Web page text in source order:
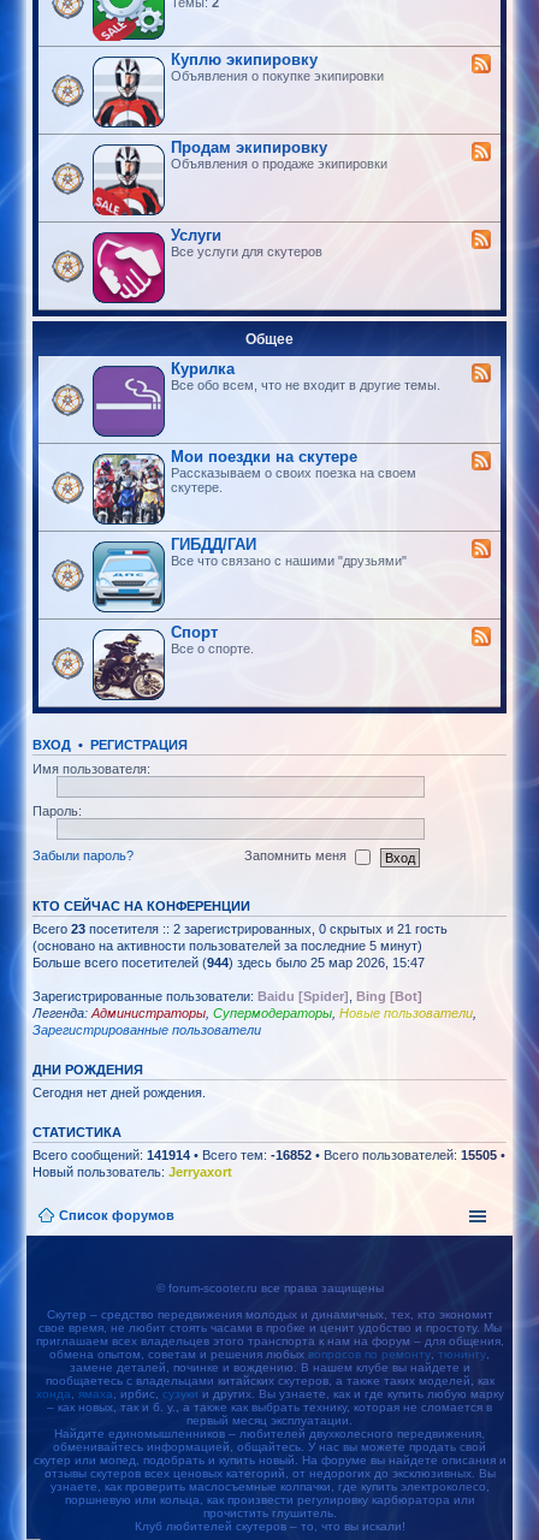
Куплю экипировку
Объявления о покупке экипировки
Продам экипировку
Объявления о продаже экипировки
Услуги
Все услуги для скутеров
Общее
Курилка
Все обо всем, что не входит в другие темы.
Мои поездки на скутере
Рассказываем о своих поезка на своем
скутере.
ГИБДД/ГАИ
Все что связано с нашими "друзьями"
Спорт
Все о спорте.
ВХОД •РЕГИСТРАЦИЯ
Имя пользователя:
Пароль:
Забыли пароль? Запомнить меня
КТО СЕЙЧАС НА КОНФЕРЕНЦИИ
Всего23 посетителя :: 2 зарегистрированных, 0 скрытых и 21 гость
(основано на активности пользователей за последние 5 минут)
Больше всего посетителей (944) здесь было 25 мар 2026, 15:47
Зарегистрированные пользователи:Baidu [Spider] ,Bing [Bot]
Легенда:Администраторы ,Супермодераторы ,Новые пользователи
Зарегистрированные пользователи
ДНИ РОЖДЕНИЯ
Сегодня нет дней рождения.
СТАТИСТИКА
Всего сообщений:141914 • Всего тем:-16852 • Всего пользователей:15505 •
Новый пользователь:Jerryaxort
Список форумов
© forum-scooter.ru все права защищены
Скутер – средство передвижения молодых и динамичных, тех, кто экономит
свое время, не любит стоять часами в пробке и ценит удобство и простоту. Мы
приглашаем всех владельцев этого транспорта к нам на форум – для общения,
обмена опытом, советам и решения любых вопросов по ремонту тюнингу
замене деталей, починке и вождению. В нашем клубе вы найдете и
пообщаетесь с владельцами китайских скутеров, а также таких моделей, как
хонда
ямаха , ирбис, сузуки и других. Вы узнаете, как и где купить любую марку
– как новых, так и б. у., а также как выбрать технику, которая не сломается в
первый месяц эксплуатации.
Найдите единомышленников – любителей двухколесного передвижения,
обменивайтесь информацией, общайтесь. У нас вы можете продать свой
скутер или мопед, подобрать и купить новый. На форуме вы найдете описания и
отзывы скутеров всех ценовых категорий, от недорогих до эксклюзивных. Вы
узнаете, как проверить маслосъемные колпачки, где купить электроколесо,
поршневую или кольца, как произвести регулировку карбюратора или
прочистить глушитель.
Клуб любителей скутеров – то, что вы искали!